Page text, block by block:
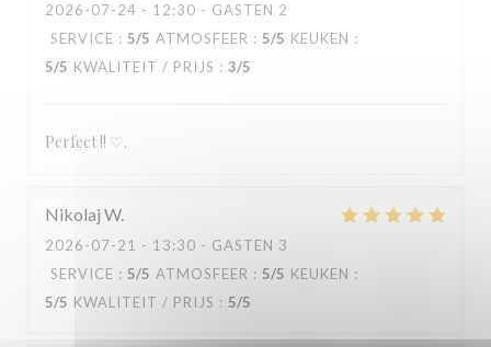
2026-07-24 - 12:30 - GASTEN 2
SERVICE : 5/5 ATMOSFEER : 5/5 KEUKEN :
5/5 KWALITEIT / PRIJS : 3/5
Perfect !! ♡.
Nikolaj W
2026-07-21 - 13:30 - GASTEN 3
SERVICE : 5/5 ATMOSFEER : 5/5 KEUKEN :
5/5 KWALITEIT / PRIJS : 5/5